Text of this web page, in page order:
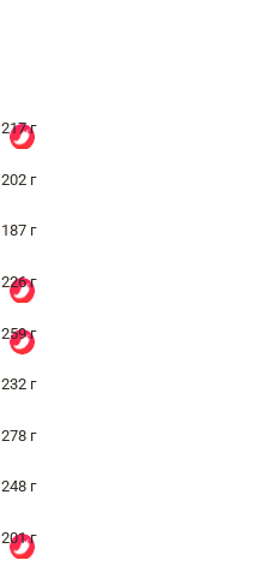
217 г
202 г
187 г
226 г
259 г
232 г
278 г
248 г
201 г